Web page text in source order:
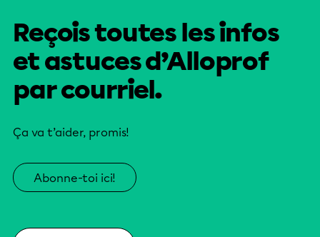
Reçois toutes les infos
et astuces d’Alloprof
par courriel.
Ça va t’aider, promis!
Abonne-toi ici!